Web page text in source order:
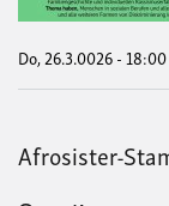
Do, 26.3.0026 - 18:00
Afrosister-